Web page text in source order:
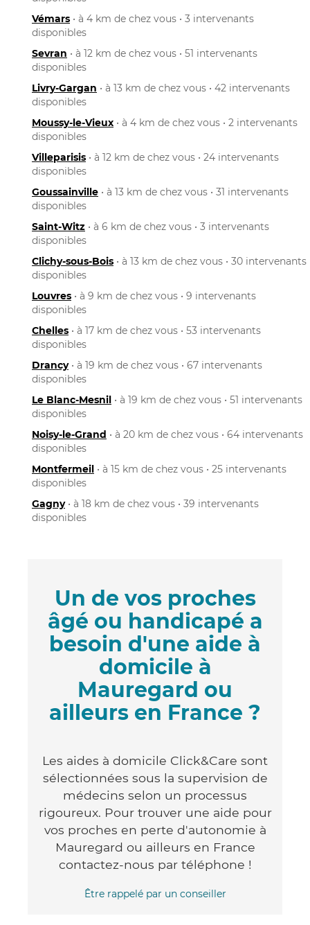
Vémars • à 4 km de chez vous • 3 intervenants
disponibles
Sevran • à 12 km de chez vous • 51 intervenants
disponibles
Livry-Gargan • à 13 km de chez vous • 42 intervenants
disponibles
Moussy-le-Vieux • à 4 km de chez vous • 2 intervenants
disponibles
Villeparisis • à 12 km de chez vous • 24 intervenants
disponibles
Goussainville • à 13 km de chez vous • 31 intervenants
disponibles
Saint-Witz • à 6 km de chez vous • 3 intervenants
disponibles
Clichy-sous-Bois • à 13 km de chez vous • 30 intervenants
disponibles
Louvres • à 9 km de chez vous • 9 intervenants
disponibles
Chelles • à 17 km de chez vous • 53 intervenants
disponibles
Drancy• à 19 km de chez vous • 67 intervenants
disponibles
Le Blanc-Mesnil • à 19 km de chez vous • 51 intervenants
disponibles
Noisy-le-Grand • à 20 km de chez vous • 64 intervenants
disponibles
Montfermeil • à 15 km de chez vous • 25 intervenants
disponibles
Gagny• à 18 km de chez vous • 39 intervenants
disponibles
Un de vos proches
âgé ou handicapé a
besoin d'une aide à
domicile à
Mauregard ou
ailleurs en France ?
Les aides à domicile Click&Care sont
sélectionnées sous la supervision de
médecins selon un processus
rigoureux. Pour trouver une aide pour
vos proches en perte d'autonomie à
Mauregard ou ailleurs en France
contactez-nous par téléphone !
Être rappelé par un conseiller